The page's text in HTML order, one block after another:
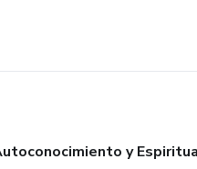
y